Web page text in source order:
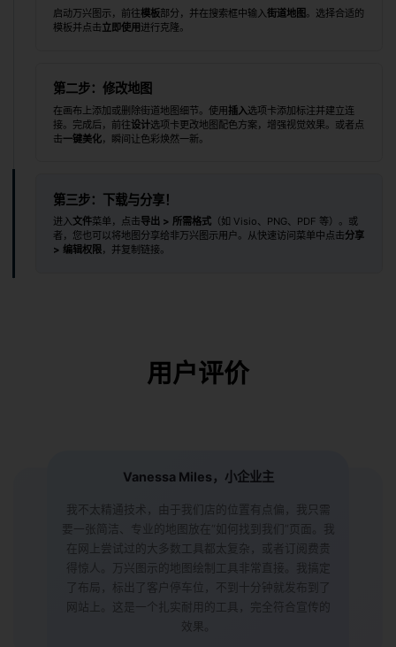
启动万兴图示，前往模板部分，并在搜索框中输入街道地图 。选择合适的
模板并点击立即使用 进行克隆。
第二步：修改地图
在画布上添加或删除街道地图细节。使用插入选项卡添加标注并建立连
接。完成后，前往设计选项卡更改地图配色方案，增强视觉效果。或者点
击一键美化，瞬间让色彩焕然一新。
第三步：下载与分享！
进入文件菜单，点击导出 > 所需格式 （如 Visio、PNG、PDF 等）。或
者，您也可以将地图分享给非万兴图示用户。从快速访问菜单中点击分享
> 编辑权限，并复制链接。
用户评价
Vanessa Miles，小企业主
我不太精通技术，由于我们店的位置有点偏，我只需
要一张简洁、专业的地图放在“如何找到我们”页面。我
在网上尝试过的大多数工具都太复杂，或者订阅费贵
得惊人。万兴图示的地图绘制工具非常直接。我搞定
了布局，标出了客户停车位，不到十分钟就发布到了
网站上。这是一个扎实耐用的工具，完全符合宣传的
效果。